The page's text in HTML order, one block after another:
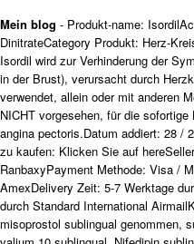
Mein blog - Produkt-name:
DinitrateCategory Produkt: Herz-
Isordil wird zur Verhinderung der
in der Brust), verursacht durch
verwendet, allein oder mit anderen
NICHT vorgesehen, für die
angina pectoris.Datum addiert: 28 /
zu kaufen: Klicken Sie auf
RanbaxyPayment Methode: Visa /
AmexDelivery Zeit: 5-7 Werktage
durch Standard International
misoprostol sublingual genommen,